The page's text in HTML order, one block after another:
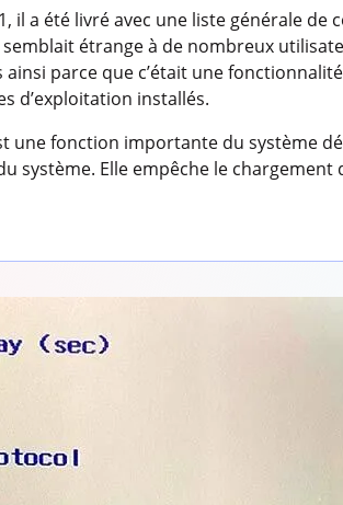
il a été livré avec une liste générale
étrange à de nombreux
ainsi parce que c’était une
d’exploitation installés.
une fonction importante du système
système. Elle empêche le chargement